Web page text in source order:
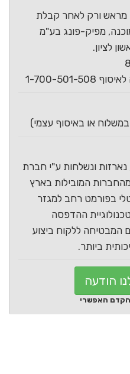
מראש ורק לאחר קבלת
מפיק-פונג בע"מ
501-508
ונשלחות ע"י חברת
המובילות בארץ
בפורמט רחב למגזר
ההדפסה
המבטיחה ללקוח ביצוע
ביותר.
הודעה
האפשרי